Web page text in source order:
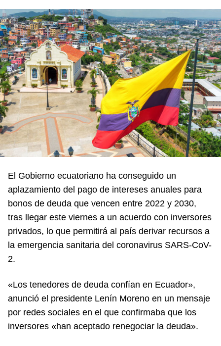
El Gobierno ecuatoriano ha conseguido un
aplazamiento del pago de intereses anuales para
bonos de deuda que vencen entre 2022 y 2030,
tras llegar este viernes a un acuerdo con inversores
privados, lo que permitirá al país derivar recursos a
la emergencia sanitaria del coronavirus SARS-CoV-
2.
«Los tenedores de deuda confían en Ecuador»,
anunció el presidente Lenín Moreno en un mensaje
por redes sociales en el que confirmaba que los
inversores «han aceptado renegociar la deuda».